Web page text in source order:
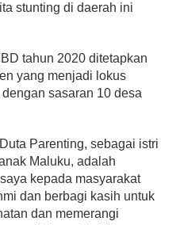
stunting di daerah ini
tahun 2020 ditetapkan
yang menjadi lokus
sasaran 10 desa
Parenting, sebagai istri
Maluku, adalah
kepada masyarakat
dan berbagi kasih untuk
dan memerangi